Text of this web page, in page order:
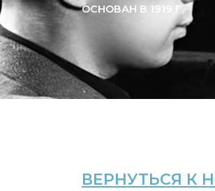
ОСНОВАН В 1919 Г.
ВЕРНУТЬСЯ К